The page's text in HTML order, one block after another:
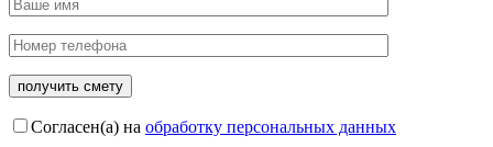
Согласен(а) на обработку персональных данных